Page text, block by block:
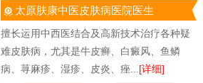
太原肤康中医皮肤病医院医生
擅长运用中西医结合及高新技术治疗各种疑
难皮肤病，尤其是牛皮癣、白癜风、鱼鳞
病、荨麻疹、湿疹、皮炎、痤... [详细]